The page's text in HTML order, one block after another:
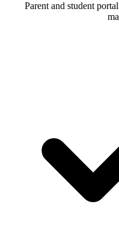
Parent and student